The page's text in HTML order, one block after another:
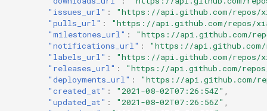
"issues_url" :
"https://api.github.com/repos/
"pulls_url" :
"https://api.github.com/repos/
"milestones_url" :
"https://api.github.com/
"notifications_url" :
"https://api.github.com/
"labels_url" :
"https://api.github.com/repos/
"releases_url" :
"https://api.github.com/repos/
"deployments_url" :
"https://api.github.com/
"created_at" : "2021-08-02T07:26:54Z"
"updated_at" : "2021-08-02T07:26:56Z"